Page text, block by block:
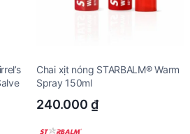
Chai xịt nóng STARBALM® Warm
Spray 150ml
240.000 ₫